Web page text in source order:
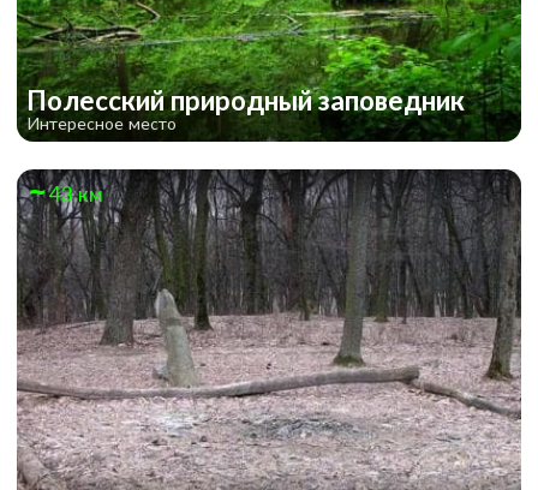
Полесский природный заповедник
Интересное место
43 км